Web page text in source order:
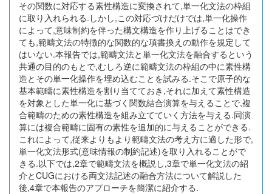
その関数に対応する素性構造に変換されて,単一化文法の枠組
に取り入れられる.しかし,この対応づけだけでは,単一化操作
によって,意味制約を伴った構文構造を作り上げることはでき
ても,範疇文法の特徴的な関数的な項書換えの動作を規定して
はいない.本報告では,範疇文法と単一化文法を融合するという
共通の目的のもとで,むしろ逆に範疇文法の枠組の中に素性構
造とその単一化操作を埋め込むことを試みる.そこで原子的な
基本範疇に素性構造を割り当てておき,それに加えて素性構造
を対象とした単一化に基づく関数結合演算を与えることで,複
合範疇のための素性構造を組み立てていく方法を与える.同演
算には複合範疇に固有の素性を追加的に与えることができる.
これによって,従来よりもより範疇文法の考え方に適した形で,
単一化文法形式(意味情報の制約記述)を取り入れることがで
きる.以下では,2章で範疇文法を概説し,3章で単一化文法の紹
介とCUGにおける両文法記述の融合方法について解説した
後,4章で本報告のアプローチを簡潔に紹介する.